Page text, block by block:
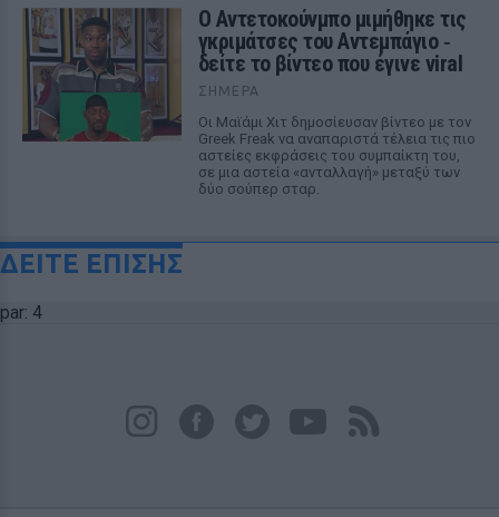
Ο Αντετοκούνμπο μιμήθηκε τις
γκριμάτσες του Αντεμπάγιο ‑
δείτε το βίντεο που έγινε viral
ΣΉΜΕΡΑ
Οι Μαϊάμι Χιτ δημοσίευσαν βίντεο με τον
Greek Freak να αναπαριστά τέλεια τις πιο
αστείες εκφράσεις του συμπαίκτη του,
σε μια αστεία «ανταλλαγή» μεταξύ των
δύο σούπερ σταρ.
ΔΕΙΤΕ ΕΠΙΣΗΣ
par: 4